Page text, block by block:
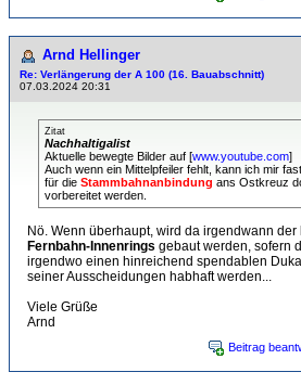
Arnd Hellinger
Re: Verlängerung der A 100 (16. Bauabschnitt)
07.03.2024 20:31
Zitat
Nachhaltigalist
Aktuelle bewegte Bilder auf [www.youtube.com]
Auch wenn ein Mittelpfeiler fehlt, kann ich mir
für die Stammbahnanbindung ans Ostkreuz
vorbereitet werden.
Nö. Wenn überhaupt, wird da irgendwann der
Fernbahn-Innenrings gebaut werden, sofern
irgendwo einen hinreichend spendablen
seiner Ausscheidungen habhaft werden...
Viele Grüße
Arnd
Beitrag